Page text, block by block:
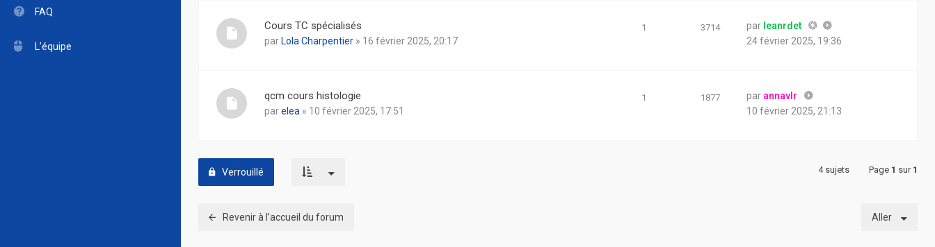
FAQ
L’équipe
Cours TC spécialisés
par Lola Charpentier » 16 février 2025, 20:17
1 3714 par leanrdet
24 février 2025, 19:36
qcm cours histologie
parelea » 10 février 2025, 17:51
1 1877 par annavlr
10 février 2025, 21:13
Verrouillé 4 sujets Page 1 sur 1
Revenir à l’accueil du forum Aller